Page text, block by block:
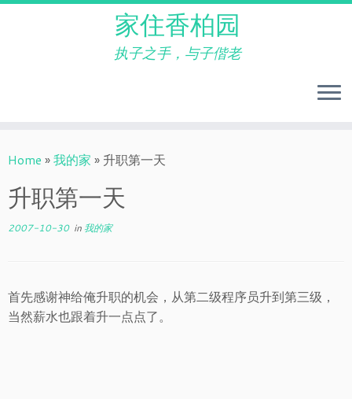
to
家住香柏园
执子之手，与子偕老
Home »我的家 » 升职第一天
升职第一天
2007-10-30in 我的家
首先感谢神给俺升职的机会，从第二级程序员升到第三级，
当然薪水也跟着升一点点了。